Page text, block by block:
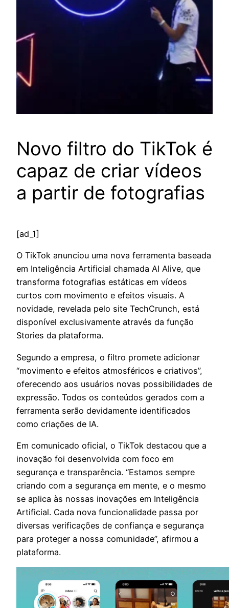
Novo filtro do TikTok é
capaz de criar vídeos
a partir de fotografias
[ad_1]
O TikTok anunciou uma nova ferramenta baseada
em Inteligência Artificial chamada AI Alive, que
transforma fotografias estáticas em vídeos
curtos com movimento e efeitos visuais. A
novidade, revelada pelo site TechCrunch, está
disponível exclusivamente através da função
Stories da plataforma.
Segundo a empresa, o filtro promete adicionar
“movimento e efeitos atmosféricos e criativos”,
oferecendo aos usuários novas possibilidades de
expressão. Todos os conteúdos gerados com a
ferramenta serão devidamente identificados
como criações de IA.
Em comunicado oficial, o TikTok destacou que a
inovação foi desenvolvida com foco em
segurança e transparência. “Estamos sempre
criando com a segurança em mente, e o mesmo
se aplica às nossas inovações em Inteligência
Artificial. Cada nova funcionalidade passa por
diversas verificações de confiança e segurança
para proteger a nossa comunidade”, afirmou a
plataforma.